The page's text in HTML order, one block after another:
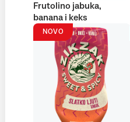
Frutolino jabuka,
banana i keks
NOVO